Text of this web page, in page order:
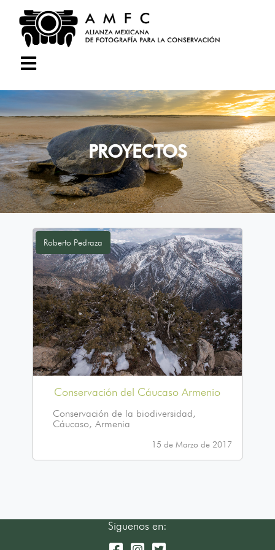
PROYECTOS
Roberto Pedraza
Conservación del Cáucaso Armenio
Conservación de la biodiversidad,
Cáucaso, Armenia
15 de Marzo de 2017
Siguenos en: